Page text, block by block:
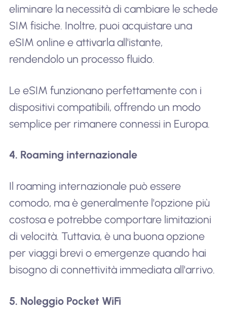
eliminare la necessità di cambiare le schede
SIM fisiche. Inoltre, puoi acquistare una
eSIM online e attivarla all'istante,
rendendolo un processo fluido.
Le eSIM funzionano perfettamente con i
dispositivi compatibili, offrendo un modo
semplice per rimanere connessi in Europa.
4. Roaming internazionale
Il roaming internazionale può essere
comodo, ma è generalmente l'opzione più
costosa e potrebbe comportare limitazioni
di velocità. Tuttavia, è una buona opzione
per viaggi brevi o emergenze quando hai
bisogno di connettività immediata all'arrivo.
5. Noleggio Pocket WiFi